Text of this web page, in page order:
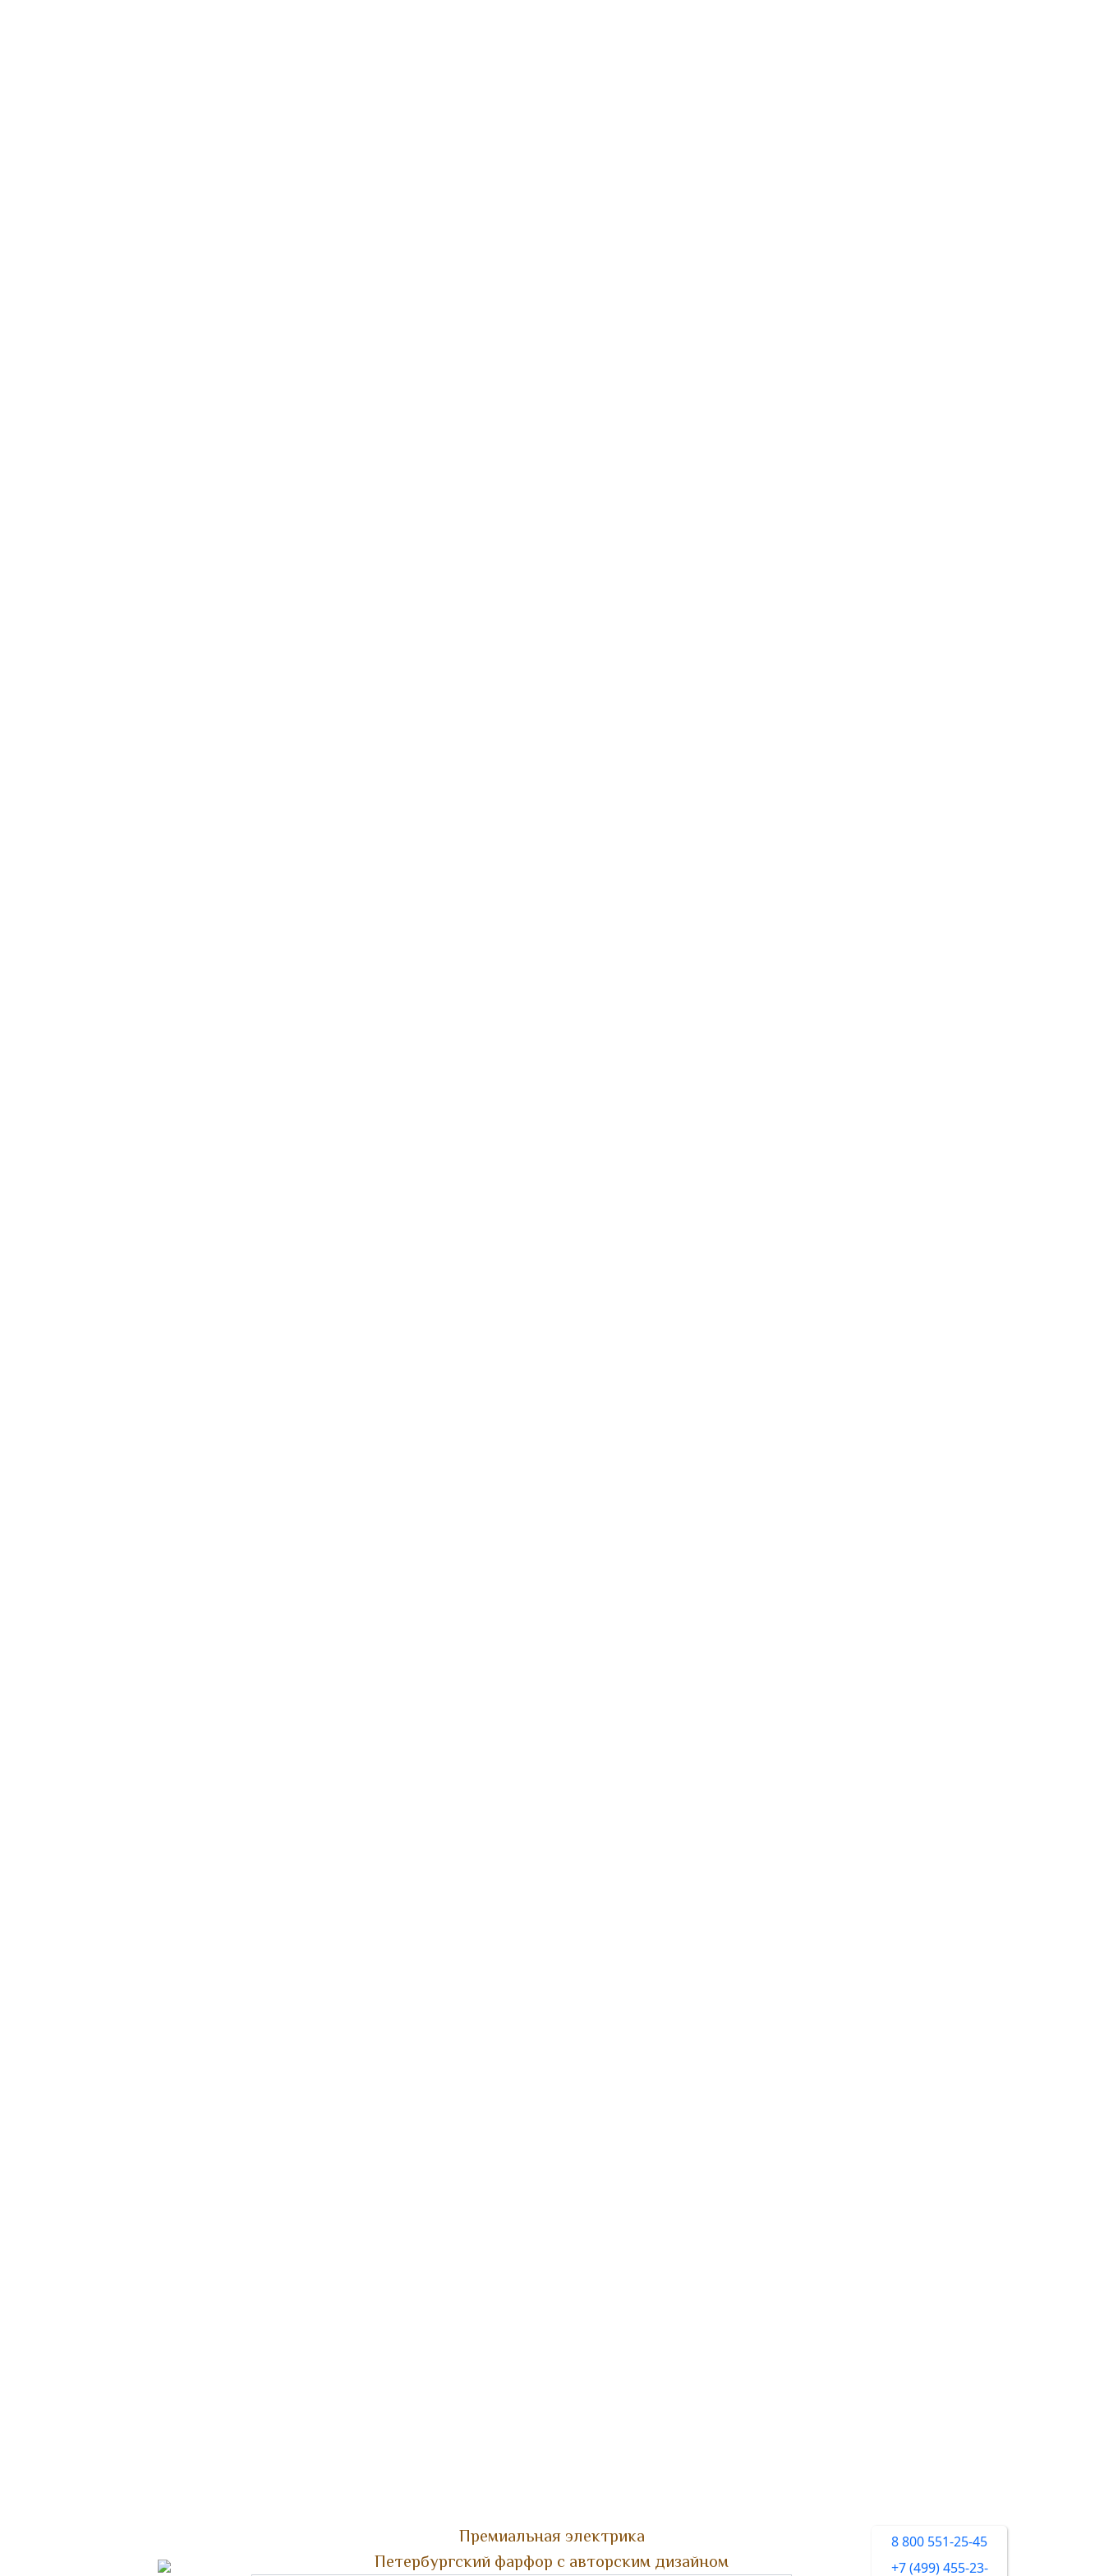
Премиальная электрика
Петербургский фарфор с авторским дизайном
8 800 551-25-45
+7 (499) 455-23-